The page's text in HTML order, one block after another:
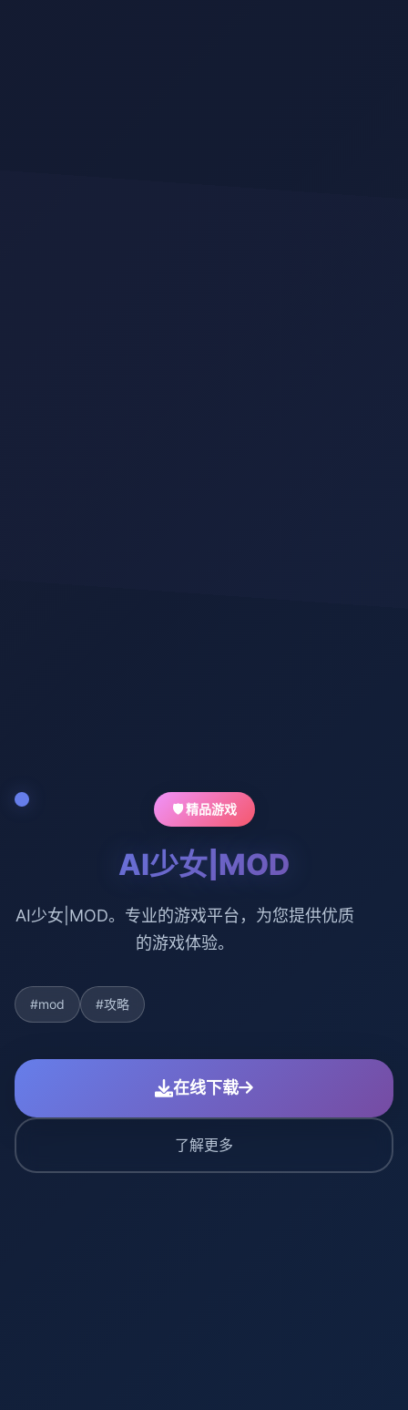
🛡️ 精品游戏
AI少女|MOD
AI少女|MOD。专业的游戏平台，为您提供优质
的游戏体验。
#mod #攻略
在线下载
了解更多